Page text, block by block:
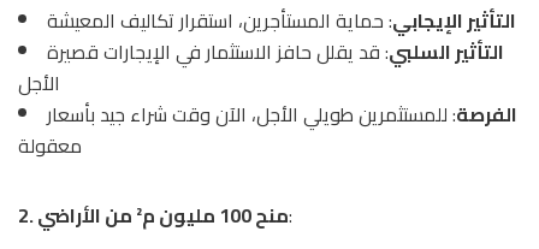
التأثير الإيجابي: حماية المستأجرين، استقرار تكاليف المعيشة
التأثير السلبي: قد يقلل حافز الاستثمار في الإيجارات قصيرة
الأجل
الفرصة: للمستثمرين طويلي الأجل، الآن وقت شراء جيد بأسعار
معقولة
2. منح 100 مليون م² من الأراضي: